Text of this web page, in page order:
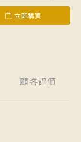
立即購買
顧客評價